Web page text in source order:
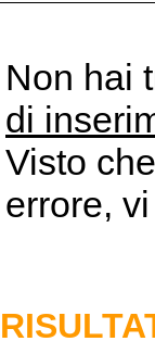
Non hai
di
Visto
errore,